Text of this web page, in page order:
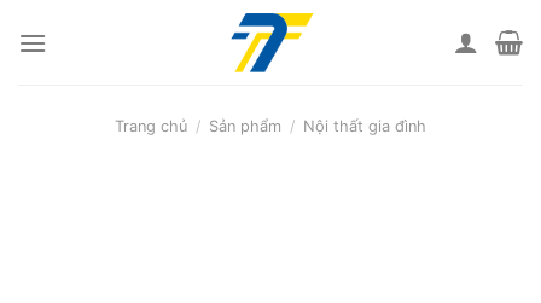
Trang chủ / Sản phẩm / Nội thất gia đình